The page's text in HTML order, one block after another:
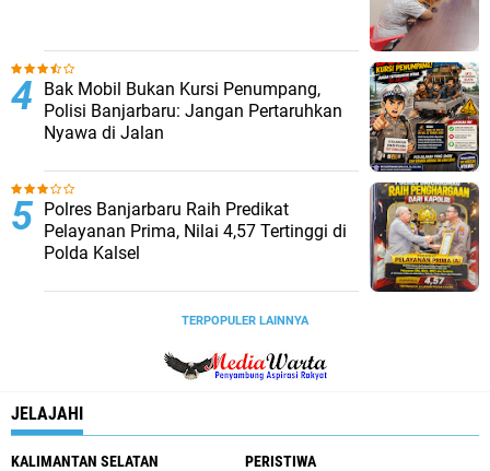
Bak Mobil Bukan Kursi Penumpang,
Polisi Banjarbaru: Jangan Pertaruhkan
Nyawa di Jalan
Polres Banjarbaru Raih Predikat
Pelayanan Prima, Nilai 4,57 Tertinggi di
Polda Kalsel
TERPOPULER LAINNYA
JELAJAHI
KALIMANTAN SELATAN PERISTIWA